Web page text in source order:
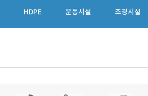
HDPE 운동시설 조경시설